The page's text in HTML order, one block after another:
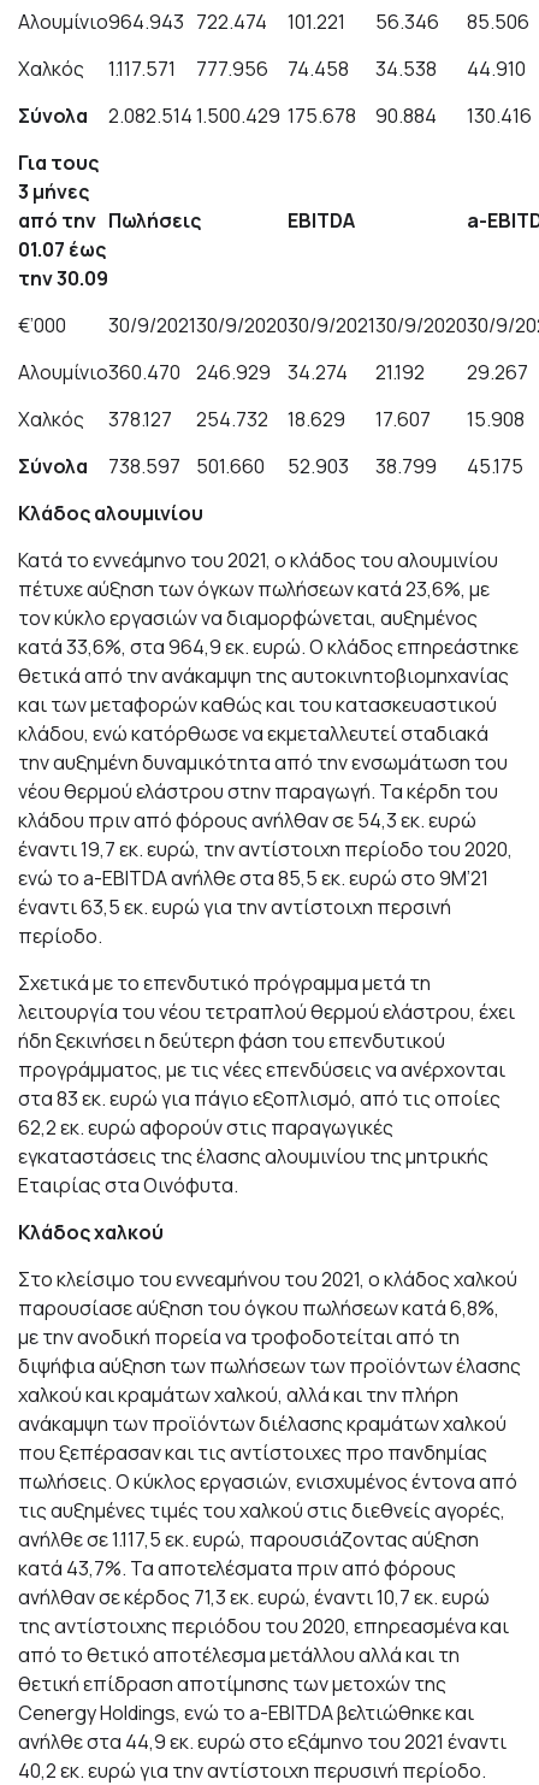
Aλουμίνιο964.943 722.474 101.221 56.346
85.506
Χαλκός
1.117.571 777.956 74.458 34.538
44.910
Σύνολα
2.082.5141.500.429 175.678 90.884
130.416
Για τους
3 μήνες
από την
01.07 έως
την 30.09
Πωλήσεις EBITDA a-
€’000 30/9/202130/9/202030/9/202130/9/202030/9/
Aλουμίνιο360.470 246.929 34.274 21.192
29.267
Χαλκός
378.127 254.732 18.629 17.607
15.908
Σύνολα
738.597 501.660 52.903 38.799
45.175
Κλάδοςαλουμινίου
Κατά το εννεάμηνο του 2021, ο κλάδος του αλουμινίου
πέτυχε αύξηση των όγκων πωλήσεων κατά 23,6%, με
τον κύκλο εργασιών να διαμορφώνεται, αυξημένος
κατά 33,6%, στα 964,9 εκ. ευρώ. Ο κλάδος επηρεάστηκε
θετικά από την ανάκαμψη της αυτοκινητοβιομηχανίας
και των μεταφορών καθώς και του κατασκευαστικού
κλάδου, ενώ κατόρθωσενα εκμεταλλευτεί σταδιακά
την αυξημένη δυναμικότητα από την ενσωμάτωση του
νέου θερμού ελάστρου στην παραγωγή. Τα κέρδη του
κλάδου πριν από φόρους ανήλθαν σε 54,3 εκ. ευρώ
έναντι 19,7 εκ. ευρώ, την αντίστοιχη περίοδο του 2020,
ενώ το a-EBITDA ανήλθε στα 85,5 εκ. ευρώ στο 9Μ’21
έναντι 63,5 εκ. ευρώ για την αντίστοιχη περσινή
περίοδο.
Σχετικά με το επενδυτικό πρόγραμμα μετά τη
λειτουργία του νέου τετραπλού θερμού ελάστρου, έχει
ήδη ξεκινήσει η δεύτερη φάση του επενδυτικού
προγράμματος, με τις νέες επενδύσεις να ανέρχονται
στα 83 εκ. ευρώ για πάγιο εξοπλισμό, από τις οποίες
62,2 εκ. ευρώ αφορούν στις παραγωγικές
εγκαταστάσεις της έλασης αλουμινίου της μητρικής
Εταιρίας στα Οινόφυτα.
Κλάδοςχαλκού
Στο κλείσιμο του εννεαμήνου του 2021, ο κλάδος χαλκού
παρουσίασε αύξηση του όγκου πωλήσεων κατά 6,8%,
με την ανοδική πορεία να τροφοδοτείται από τη
διψήφια αύξηση των πωλήσεων των προϊόντων έλασης
χαλκού και κραμάτων χαλκού, αλλά και την πλήρη
ανάκαμψη των προϊόντων διέλασης κραμάτων χαλκού
που ξεπέρασαν και τις αντίστοιχες προ πανδημίας
πωλήσεις. Ο κύκλος εργασιών, ενισχυμένος έντονα από
τις αυξημένες τιμές του χαλκού στις διεθνείς αγορές,
ανήλθε σε 1.117,5 εκ. ευρώ, παρουσιάζοντας αύξηση
κατά 43,7%. Τα αποτελέσματα πριν από φόρους
ανήλθαν σε κέρδος 71,3 εκ. ευρώ, έναντι 10,7 εκ. ευρώ
της αντίστοιχης περιόδου του 2020, επηρεασμένα και
από το θετικό αποτέλεσμα μετάλλου αλλάκαι τη
θετική επίδραση αποτίμησης των μετοχών της
Cenergy Holdings, ενώ το a-EBITDA βελτιώθηκε και
ανήλθε στα 44,9 εκ. ευρώ στο εξάμηνο του 2021 έναντι
40,2 εκ. ευρώ για την αντίστοιχη περυσινή περίοδο.